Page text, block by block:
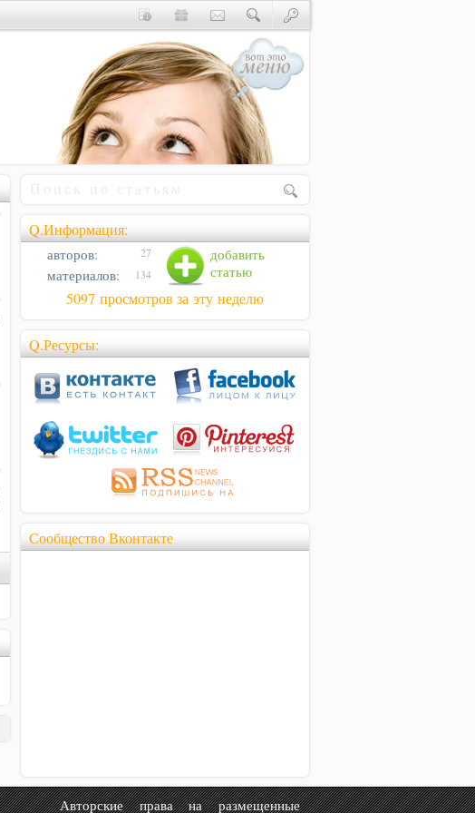
Q.Информация:
добавить
статью
авторов: 27
материалов: 134
5097 просмотров за эту неделю
Q.Ресурсы:
Сообщество Вконтакте
Авторские права на размещенные